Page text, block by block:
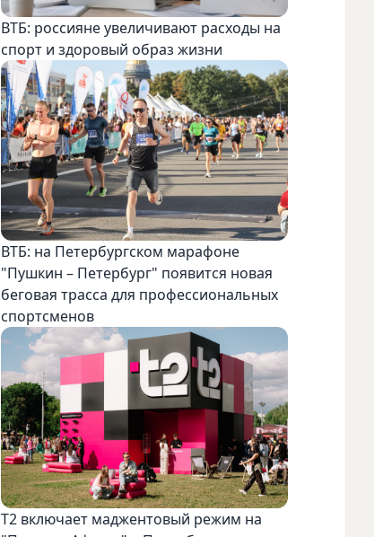
ВТБ: россияне увеличивают расходы на
спорт и здоровый образ жизни
ВТБ: на Петербургском марафоне
"Пушкин – Петербург" появится новая
беговая трасса для профессиональных
спортсменов
Т2 включает маджентовый режим на